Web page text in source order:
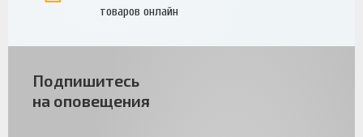
товаров онлайн
Подпишитесь
на оповещения